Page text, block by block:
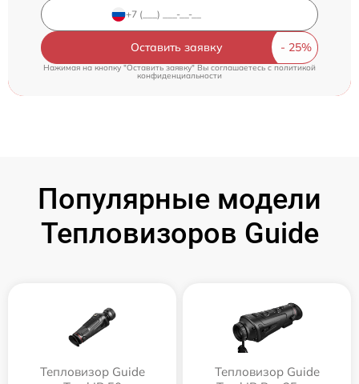
Оставить заявку
Нажимая на кнопку "Оставить заявку" Вы соглашаетесь cполитикой
конфиденциальности
Популярные модели
Тепловизоров Guide
Тепловизор Guide
Тепловизор Guide